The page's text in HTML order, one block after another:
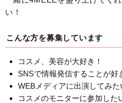
い！
こんな方を募集しています
コスメ、美容が大好き！
SNSで情報発信することが好
WEBメディアに出演してみた
コスメのモニターに参加した